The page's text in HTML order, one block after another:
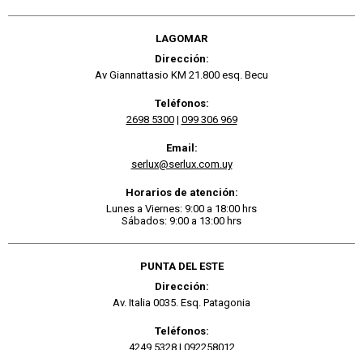
LAGOMAR
Dirección:
Av Giannattasio KM 21.800 esq. Becu
Teléfonos:
2698 5300| 099 306 969
Email:
serlux@serlux.com.uy
Horarios de atención:
Lunes a Viernes: 9:00 a 18:00 hrs
Sábados: 9:00 a 13:00 hrs
PUNTA DEL ESTE
Dirección:
Av. Italia 0035. Esq. Patagonia
Teléfonos:
4249 5328| 092258012